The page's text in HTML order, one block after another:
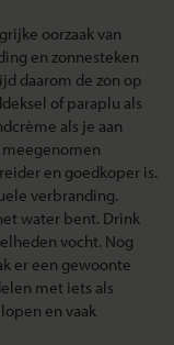
oorzaak van
en zonnesteken
daarom de zon op
of paraplu als
als je aan
meegenomen
en goedkoper is.
verbranding.
water bent. Drink
vocht. Nog
er een gewoonte
met iets als
en vaak